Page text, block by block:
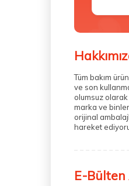
Tüm bakım
ve son
olumsuz
marka ve
orijinal
hareket
E-